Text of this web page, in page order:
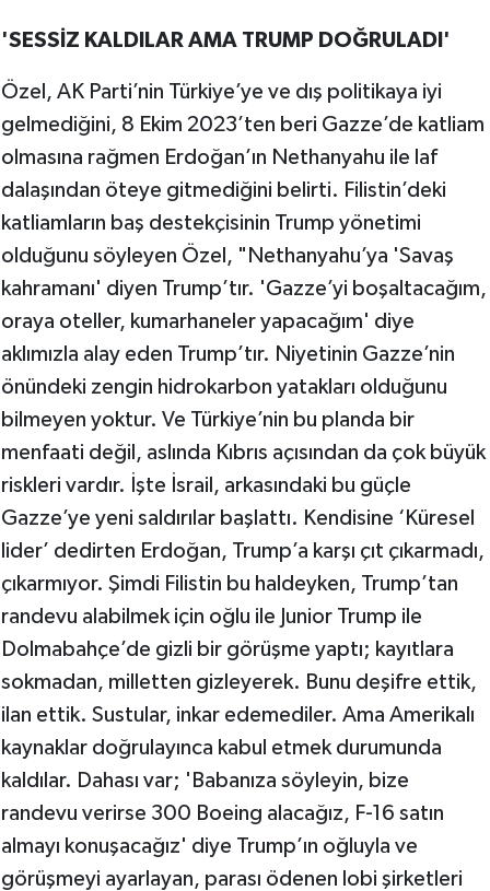
'SESSİZ KALDILAR AMA TRUMP DOĞRULADI'
Özel, AK Parti’nin Türkiye’ye ve dış politikaya iyi
gelmediğini, 8 Ekim 2023’ten beri Gazze’de katliam
olmasına rağmen Erdoğan’ın Nethanyahu ile laf
dalaşından öteye gitmediğini belirti. Filistin’deki
katliamların baş destekçisinin Trump yönetimi
olduğunu söyleyen Özel, "Nethanyahu’ya 'Savaş
kahramanı' diyen Trump’tır. 'Gazze’yi boşaltacağım,
oraya oteller, kumarhaneler yapacağım' diye
aklımızla alay eden Trump’tır. Niyetinin Gazze’nin
önündeki zengin hidrokarbon yatakları olduğunu
bilmeyen yoktur. Ve Türkiye’nin bu planda bir
menfaati değil, aslında Kıbrıs açısından da çok büyük
riskleri vardır. İşte İsrail, arkasındaki bu güçle
Gazze’ye yeni saldırılar başlattı. Kendisine ‘Küresel
lider’ dedirten Erdoğan, Trump’a karşı çıt çıkarmadı,
çıkarmıyor. Şimdi Filistin bu haldeyken, Trump’tan
randevu alabilmek için oğlu ile Junior Trump ile
Dolmabahçe’de gizli bir görüşme yaptı; kayıtlara
sokmadan, milletten gizleyerek. Bunu deşifre ettik,
ilan ettik. Sustular, inkar edemediler. Ama Amerikalı
kaynaklar doğrulayınca kabul etmek durumunda
kaldılar. Dahası var; 'Babanıza söyleyin, bize
randevu verirse 300 Boeing alacağız, F-16 satın
almayı konuşacağız' diye Trump’ın oğluyla ve
görüşmeyi ayarlayan, parası ödenen lobi şirketleri